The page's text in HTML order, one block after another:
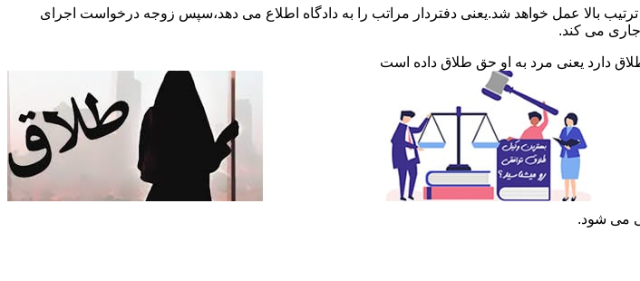
بالا عمل خواهد شد.یعنی دفتردار مراتب را به دادگاه اطلاع می دهد،سپس زوجه درخواست اجرای
جاری می کند.
دارد یعنی مرد به او حق طلاق داده است
می شود.